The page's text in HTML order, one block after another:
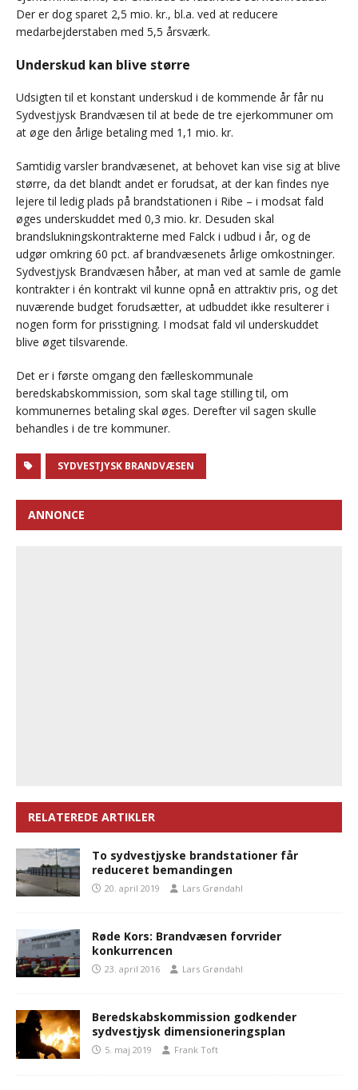
Der er dog sparet 2,5 mio. kr., bl.a. ved at reducere
medarbejderstaben med 5,5 årsværk.
Underskud kan blive større
Udsigten til et konstant underskud i de kommende år får nu
Sydvestjysk Brandvæsen til at bede de tre ejerkommuner om
at øge den årlige betaling med 1,1 mio. kr.
Samtidig varsler brandvæsenet, at behovet kan vise sig at blive
større, da det blandt andet er forudsat, at der kan findes nye
lejere til ledig plads på brandstationen i Ribe – i modsat fald
øges underskuddet med 0,3 mio. kr. Desuden skal
brandslukningskontrakterne med Falck i udbud i år, og de
udgør omkring 60 pct. af brandvæsenets årlige omkostninger.
Sydvestjysk Brandvæsen håber, at man ved at samle de gamle
kontrakter i én kontrakt vil kunne opnå en attraktiv pris, og det
nuværende budget forudsætter, at udbuddet ikke resulterer i
nogen form for prisstigning. I modsat fald vil underskuddet
blive øget tilsvarende.
Det er i første omgang den fælleskommunale
beredskabskommission, som skal tage stilling til, om
kommunernes betaling skal øges. Derefter vil sagen skulle
behandles i de tre kommuner.
SYDVESTJYSK BRANDVÆSEN
ANNONCE
RELATEREDE ARTIKLER
To sydvestjyske brandstationer får
reduceret bemandingen
20. april 2019 Lars Grøndahl
Røde Kors: Brandvæsen forvrider
konkurrencen
23. april 2016 Lars Grøndahl
Beredskabskommission godkender
sydvestjysk dimensioneringsplan
5. maj 2019 Frank Toft